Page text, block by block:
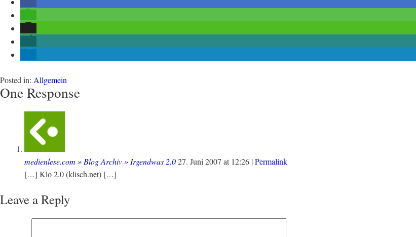
Posted in: Allgemein
One Response
medienlese.com » Blog Archiv » Irgendwas 2.027. Juni 2007 at 12:26 |Permalink
[…] Klo 2.0 (klisch.net) […]
Leave a Reply